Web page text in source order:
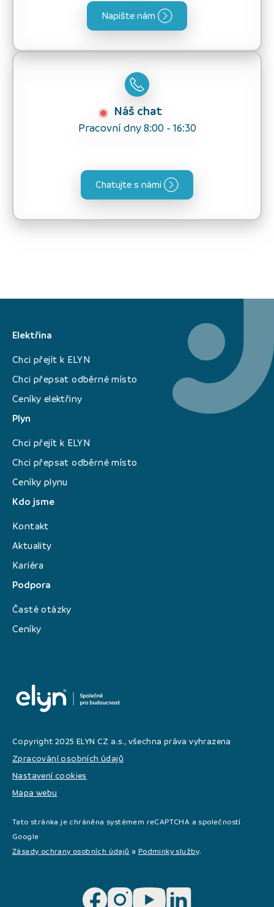
Napište nám
Náš chat
Pracovní dny 8:00 - 16:30
Chatujte s námi
Elektřina
Chci přejít k ELYN
Chci přepsat odběrné místo
Ceníky elektřiny
Plyn
Chci přejít k ELYN
Chci přepsat odběrné místo
Ceníky plynu
Kdo jsme
Kontakt
Aktuality
Kariéra
Podpora
Časté otázky
Ceníky
Copyright 2025 ELYN CZ a.s., všechna práva vyhrazena
Zpracování osobních údajů
Nastavení cookies
Mapa webu
Tato stránka je chráněna systémem reCAPTCHA a společností
Google
Zásady ochrany osobních údajů a Podminky služby.